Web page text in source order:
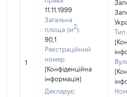
1
11.11.1999
Загальна
площа (м2):
90,1
Реєстраційний
номер:
[Конфіденційна
інформація]
Декларує:
Тип